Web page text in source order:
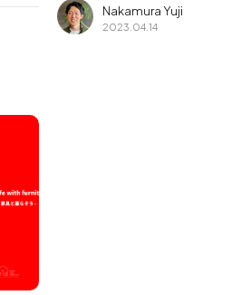
Nakamura Yuji
2023.04.14